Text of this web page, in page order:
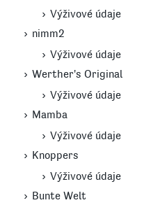
Výživové údaje
nimm2
Výživové údaje
Werther's Original
Výživové údaje
Mamba
Výživové údaje
Knoppers
Výživové údaje
Bunte Welt